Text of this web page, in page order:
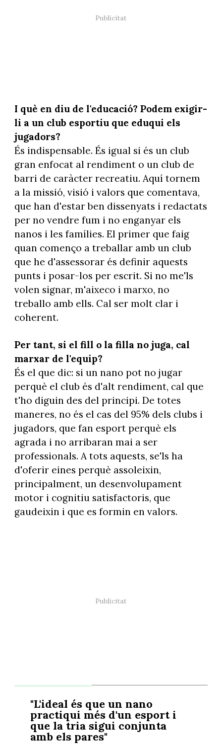
I què en diu de l'educació? Podem exigir-
li a un club esportiu que eduqui els
jugadors?
És indispensable. És igual si és un club
gran enfocat al rendiment o un club de
barri de caràcter recreatiu. Aquí tornem
a la missió, visió i valors que comentava,
que han d'estar ben dissenyats i redactats
per no vendre fum i no enganyar els
nanos i les famílies. El primer que faig
quan començo a treballar amb un club
que he d'assessorar és definir aquests
punts i posar-los per escrit. Si no me'ls
volen signar, m'aixeco i marxo, no
treballo amb ells. Cal ser molt clar i
coherent.
Per tant, si el fill o la filla no juga, cal
marxar de l'equip?
És el que dic: si un nano pot no jugar
perquè el club és d'alt rendiment, cal que
t'ho diguin des del principi. De totes
maneres, no és el cas del 95% dels clubs i
jugadors, que fan esport perquè els
agrada i no arribaran mai a ser
professionals. A tots aquests, se'ls ha
d'oferir eines perquè assoleixin,
principalment, un desenvolupament
motor i cognitiu satisfactoris, que
gaudeixin i que es formin en valors.
"L'ideal és que un nano
practiqui més d'un esport i
que la tria sigui conjunta
amb els pares"